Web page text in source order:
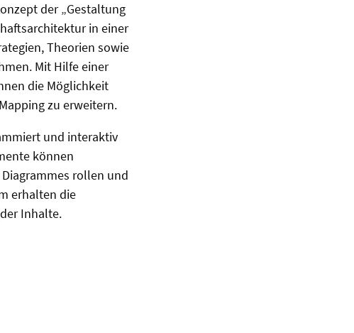
der „Gestaltung
in einer
Theorien sowie
Mit Hilfe einer
die Möglichkeit
zu erweitern.
und interaktiv
können
rollen und
erhalten die
Inhalte.